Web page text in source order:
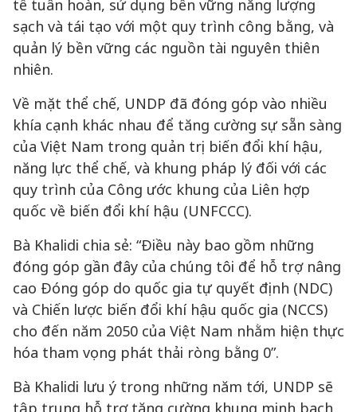
tế tuần hoàn, sử dụng bền vững năng lượng
sạch và tái tạo với một quy trình công bằng, và
quản lý bền vững các nguồn tài nguyên thiên
nhiên.
Về mặt thể chế, UNDP đã đóng góp vào nhiều
khía cạnh khác nhau để tăng cường sự sẵn sàng
của Việt Nam trong quản trị biến đổi khí hậu,
năng lực thể chế, và khung pháp lý đối với các
quy trình của Công ước khung của Liên hợp
quốc về biến đổi khí hậu (UNFCCC).
Bà Khalidi chia sẻ: “Điều này bao gồm những
đóng góp gần đây của chúng tôi để hỗ trợ nâng
cao Đóng góp do quốc gia tự quyết định (NDC)
và Chiến lược biến đổi khí hậu quốc gia (NCCS)
cho đến năm 2050 của Việt Nam nhằm hiện thực
hóa tham vọng phát thải ròng bằng 0”.
Bà Khalidi lưu ý trong những năm tới, UNDP sẽ
tập trung hỗ trợ tăng cường khung minh bạch